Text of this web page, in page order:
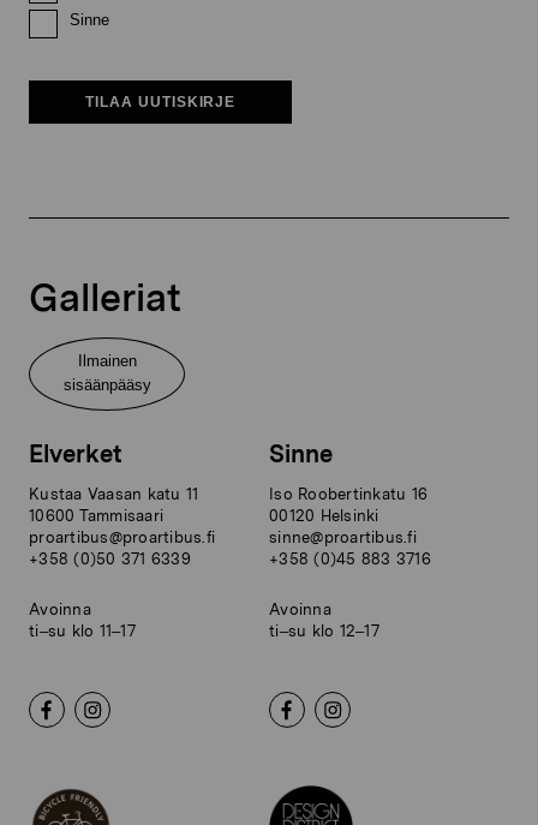
Sinne
TILAA UUTISKIRJE
Galleriat
Ilmainen
sisäänpääsy
Elverket
Kustaa Vaasan katu 11
10600 Tammisaari
proartibus@proartibus.fi
+358 (0)50 371 6339
Avoinna
ti–su klo 11–17
Sinne
Iso Roobertinkatu 16
00120 Helsinki
sinne@proartibus.fi
+358 (0)45 883 3716
Avoinna
ti–su klo 12–17